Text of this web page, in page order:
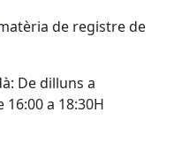
de registre de
dilluns a
a 18:30H